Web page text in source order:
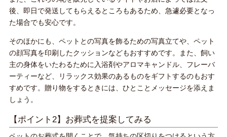
後、即日で発送してもらえるところもあるため、急遽必要となっ
た場合でも安心です。
そのほかにも、ペットとの写真を飾るための写真立てや、ペット
の顔写真を印刷したクッションなどもおすすめです。また、飼い
主の身体をいたわるために入浴剤やアロマキャンドル、フレーバ
ーティーなど、リラックス効果のあるものをギフトするのもおす
すめです。贈り物をするときには、ひとことメッセージを添えま
しょう。
【ポイント2】お葬式を提案してみる